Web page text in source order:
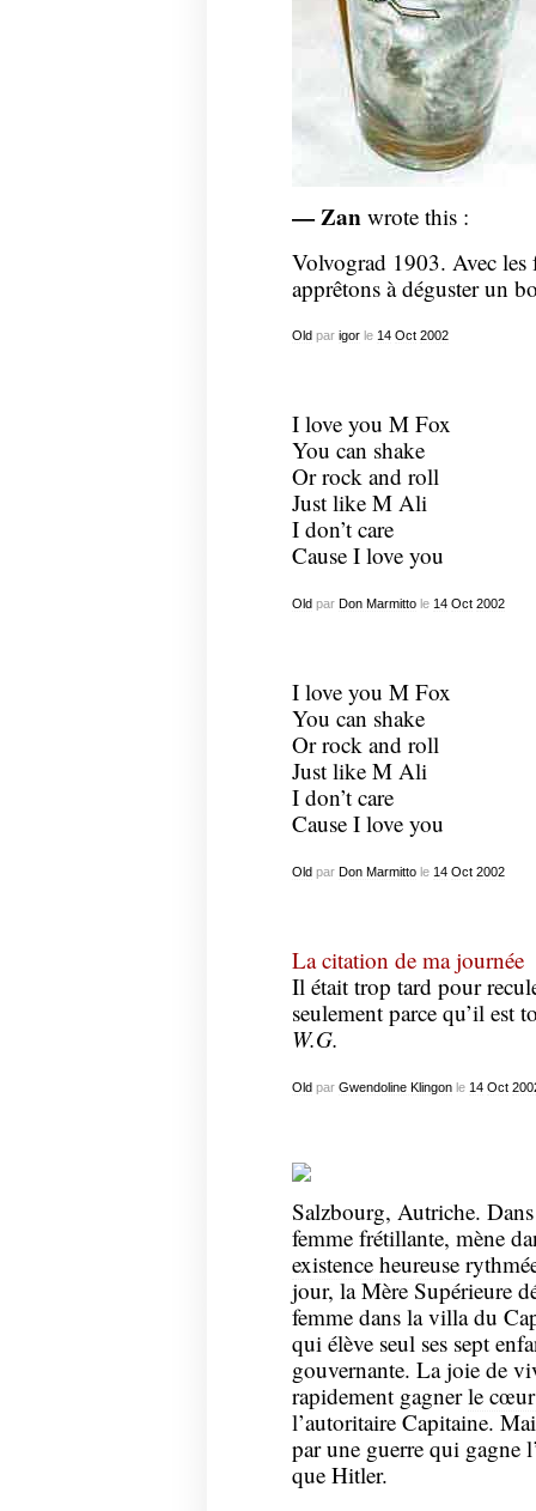
— Zanwrote this :
Volvograd 1903. Avec les
apprêtons à déguster un
Oldpar igorle 14 Oct 2002
I love you M Fox
You can shake
Or rock and roll
Just like M Ali
I don’t care
Cause I love you
Oldpar Don Marmittole 14 Oct 2002
I love you M Fox
You can shake
Or rock and roll
Just like M Ali
I don’t care
Cause I love you
Oldpar Don Marmittole 14 Oct 2002
La citation de ma journée
Il était trop tard pour
seulement parce qu’il est
W.G.
Oldpar Gwendoline Klingonle 14 Oct
Salzbourg, Autriche.
femme frétillante, mène
existence heureuse
jour, la Mère Supérieure
femme dans la villa du
qui élève seul ses sept
gouvernante. La joie de
rapidement gagnerle cœur
l’autoritaire Capitaine.
par une guerre qui gagne
que Hitler.